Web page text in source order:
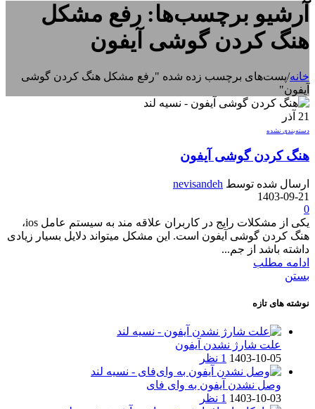
آرشیو برچسب‌ها: رفع مشکل
هنگ کردن گوشی آیفون
خانه/پست‌های برچسب زده شده "رفع مشکل هنگ کردن گوشی
آیفون"
21 آذر
دسته‌بندی نشده
هنگ کردن گوشی آیفون
ارسال شده توسط nevisandeh
1403-09-21
0
یکی از مشکلات رایج در کاربران علاقه مند به سیستم عامل ios،
هنگ کردن گوشی آیفون است. این مشکل میتواند دلایل بسیار زیادی
داشته باشد از جم...
ادامه مطلب
بستن
نوشته های تازه
علت شارژ نشدن آیفون
1403-10-05 1 نظر
وصل نشدن آیفون به وای فای
1403-10-03 1 نظر